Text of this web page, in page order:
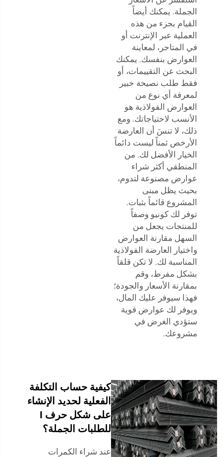
الجملة. يمكنك أيضاً
القيام بجزء من هذه
العملية عبر الإنترنت أو
في المتاجر، لمعاينة
العوارض بنفسك. يمكنك
البحث عن التقييمات، أو
فقط طلب نصيحة خبير
لمعرفة أي نوع من
العوارض الفولاذية هو
الأنسب لاحتياجاتك. ومع
ذلك، لا تنسَ أن العارضة
الأرخص ثمناً ليست دائماً
الخيار الأفضل لك. من
المنطقي أكثر شراء
عوارض مصنوعة لتدوم،
بحيث يظل مبنى
المشروع قائماً بثبات.
توفر لك كونيو وصفاً
للمنتجات يجعل من
السهل مقارنة العوارض
واختيار العارضة الفولاذية
المناسبة لك. لا تكن قلقاً
بشكل مفرط، وقم
بمقارنة الأسعار والجودة؛
فهذا سيوفر عليك المال،
ويوفر لك عوارض قوية
ستؤدي الغرض في
مشروعك.
كيفية حساب التكلفة
الفعلية لحديد الإنشاء
على شكل حرف I
للطلبات الجملة؟
عند شراء الكمرات